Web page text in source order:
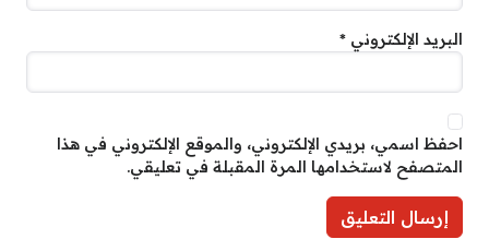
البريد الإلكتروني *
احفظ اسمي، بريدي الإلكتروني، والموقع الإلكتروني في هذا
المتصفح لاستخدامها المرة المقبلة في تعليقي.